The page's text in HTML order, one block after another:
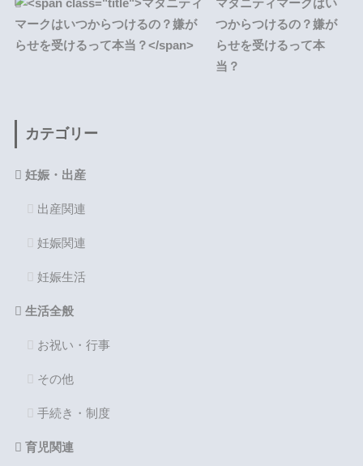
マタニティマークはい
つからつけるの？嫌が
らせを受けるって本
当？
カテゴリー
妊娠・出産
出産関連
妊娠関連
妊娠生活
生活全般
お祝い・行事
その他
手続き・制度
育児関連